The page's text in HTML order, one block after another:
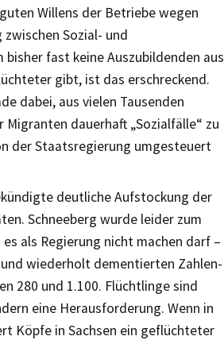
Willens der Betriebe wegen
Sozial- und
fast keine Auszubildenden aus
gibt, ist das erschreckend.
dabei, aus vielen Tausenden
dauerhaft „Sozialfälle“ zu
der Staatsregierung umgesteuert
deutliche Aufstockung der
Schneeberg wurde leider zum
als Regierung nicht machen darf –
wiederholt dementierten Zahlen-
280 und 1.100. Flüchtlinge sind
eine Herausforderung. Wenn in
Köpfe in Sachsen ein geflüchteter